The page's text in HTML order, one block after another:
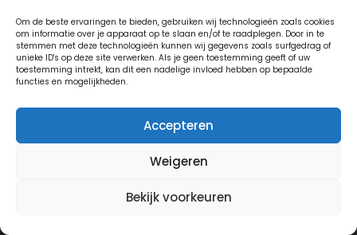
Om de beste ervaringen te bieden, gebruiken wij technologieën zoals cookies
om informatie over je apparaat op te slaan en/of te raadplegen. Door in te
stemmen met deze technologieën kunnen wij gegevens zoals surfgedrag of
unieke ID's op deze site verwerken. Als je geen toestemming geeft of uw
toestemming intrekt, kan dit een nadelige invloed hebben op bepaalde
functies en mogelijkheden.
Accepteren
Weigeren
Bekijk voorkeuren
Links:
Fotogeschenken.nl
Watervilla.nl
Copyright © 2026 Digidoek.nl